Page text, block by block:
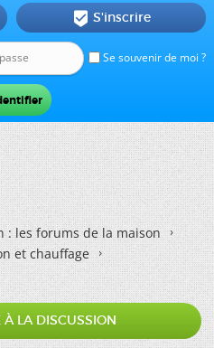
Se souvenir de moi ?
 S'inscrire
: les forums de la maison
et chauffage
À LA DISCUSSION